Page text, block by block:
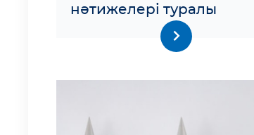
нәтижелері туралы